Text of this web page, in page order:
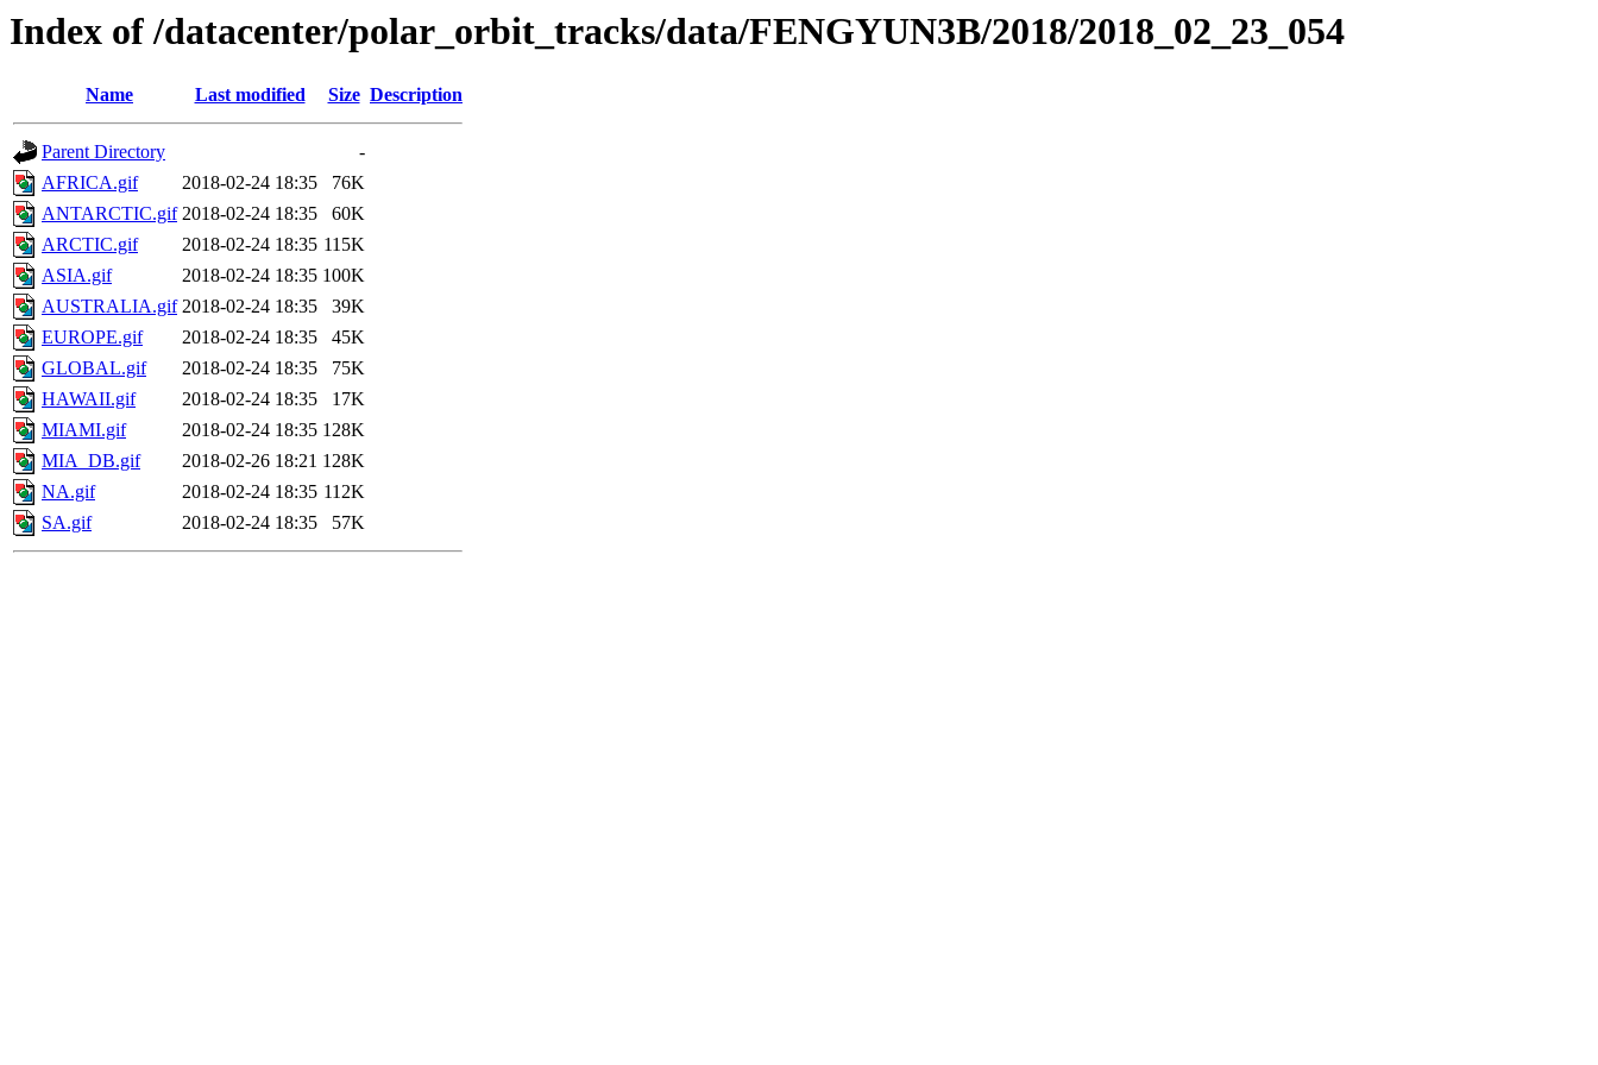
Index of /datacenter/polar_orbit_tracks/data/FENGYUN3B/2018/2018_02_23_054
Name Last modified Size Description
Parent Directory
-
AFRICA.gif
2018-02-24 18:35
76K
ANTARCTIC.gif 2018-02-24 18:35
60K
ARCTIC.gif
2018-02-24 18:35 115K
ASIA.gif
2018-02-24 18:35 100K
AUSTRALIA.gif 2018-02-24 18:35
39K
EUROPE.gif
2018-02-24 18:35
45K
GLOBAL.gif
2018-02-24 18:35
75K
HAWAII.gif
2018-02-24 18:35
17K
MIAMI.gif
2018-02-24 18:35 128K
MIA_DB.gif
2018-02-26 18:21 128K
NA.gif
2018-02-24 18:35 112K
SA.gif
2018-02-24 18:35 57K